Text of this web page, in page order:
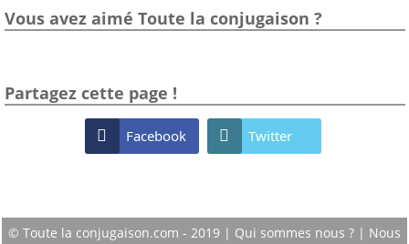
Vous avez aimé Toute la conjugaison ?
Partagez cette page !
 Facebook  Twitter
© Toute la conjugaison.com - 2019 | Qui sommes nous ? | Nous